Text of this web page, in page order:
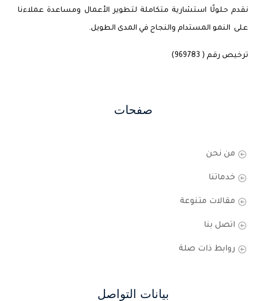
نقدم حلولًا استشارية متكاملة لتطوير الأعمال ومساعدة عملاءنا
على النمو المستدام والنجاح في المدى الطويل.
ترخيص رقم ( 969783)
صفحات
من نحن
خدماتنا
مقالات متنوعة
اتصل بنا
روابط ذات صلة
بيانات التواصل